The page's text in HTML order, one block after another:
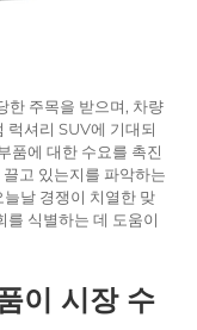
한 주목을 받으며, 차량
럭셔리 SUV에 기대되
품에 대한 수요를 촉진
고 있는지를 파악하는
날 경쟁이 치열한 맞
를 식별하는 데 도움이
이 시장 수